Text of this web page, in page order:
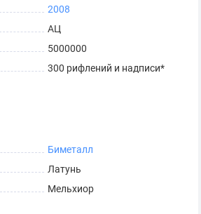
рублей 2008
за свою историю сменил
сначала он назывался Танаисом,
2008
АЦ
5000000
300 рифлений и надписи*
Биметалл
Латунь
Мельхиор